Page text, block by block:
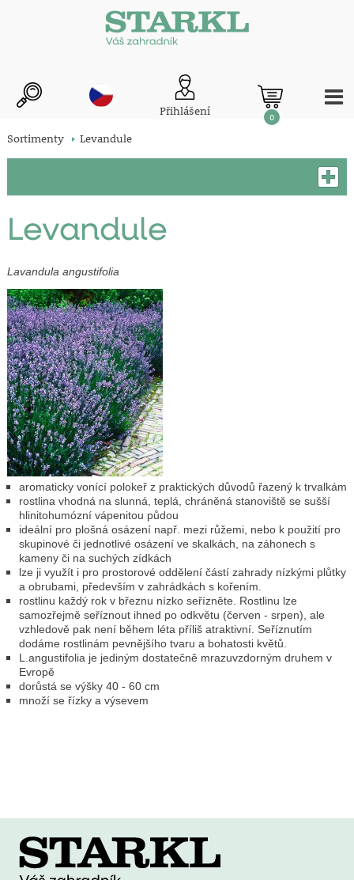
Přihlášení 0
Sortimenty Levandule
Levandule
Lavandula angustifolia
aromaticky vonící polokeř z praktických důvodů řazený k trvalkám
rostlina vhodná na slunná, teplá, chráněná stanoviště se sušší
hlinitohumózní vápenitou půdou
ideální pro plošná osázení např. mezi růžemi, nebo k použití pro
skupinové či jednotlivé osázení ve skalkách, na záhonech s
kameny či na suchých zídkách
lze ji využít i pro prostorové oddělení částí zahrady nízkými plůtky
a obrubami, především v zahrádkách s kořením.
rostlinu každý rok v březnu nízko seřízněte. Rostlinu lze
samozřejmě seříznout ihned po odkvětu (červen - srpen), ale
vzhledově pak není během léta příliš atraktivní. Seříznutím
dodáme rostlinám pevnějšího tvaru a bohatosti květů.
L.angustifolia je jediným dostatečně mrazuvzdorným druhem v
Evropě
dorůstá se výšky 40 - 60 cm
množí se řízky a výsevem